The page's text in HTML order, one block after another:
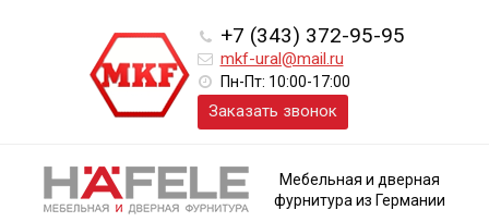
+7 (343) 372-95-95
mkf-ural@mail.ru
Пн-Пт: 10:00-17:00
Заказать звонок
Мебельная и дверная
фурнитура из Германии